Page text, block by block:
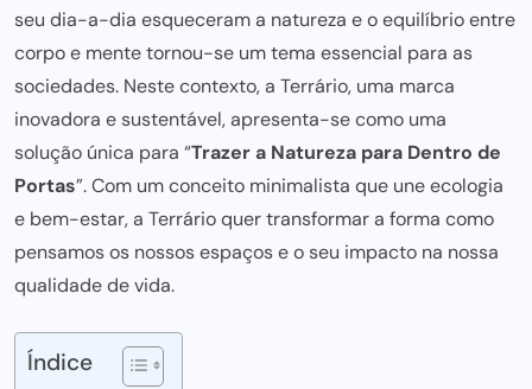
seu dia-a-dia esqueceram a natureza e o equilíbrio entre
corpo e mente tornou-se um tema essencial para as
sociedades. Neste contexto, a Terrário, uma marca
inovadora e sustentável, apresenta-se como uma
solução única para “Trazer a Natureza para Dentro de
Portas”. Com um conceito minimalista que une ecologia
e bem-estar, a Terrário quer transformar a forma como
pensamos os nossos espaços e o seu impacto na nossa
qualidade de vida.
Índice